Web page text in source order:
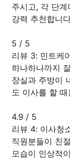
주시고, 각 단
강력 추천합니
5 / 5
리뷰 3: 민트케
하나하나까지
장실과 주방이
도 이사를 할
4.9 / 5
리뷰 4: 이사청
직원분들이 친
모습이 인상적